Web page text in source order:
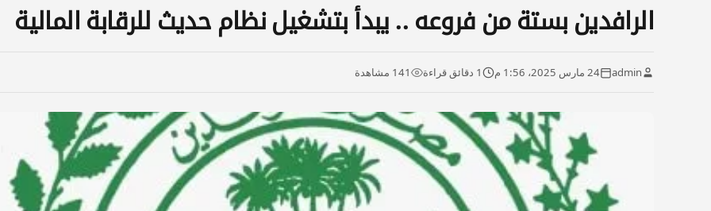
الرافدين بستة من فروعه .. يبدأ بتشغيل نظام حديث للرقابة المالية
admin 24 مارس 2025، 1:56 م 1 دقائق قراءة 141 مشاهدة